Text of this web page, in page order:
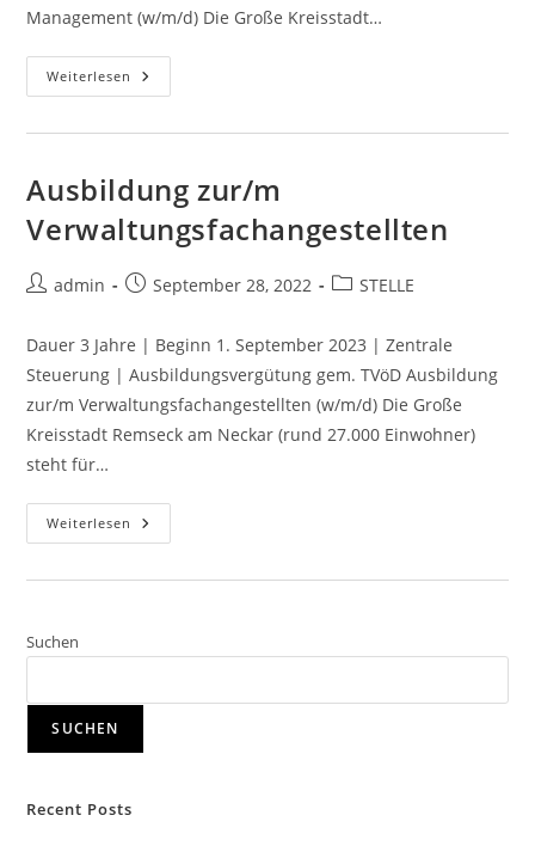
Management (w/m/d) Die Große Kreisstadt…
Weiterlesen
Ausbildung zur/m
Verwaltungsfachangestellten
admin September 28, 2022 STELLE
Dauer 3 Jahre | Beginn 1. September 2023 | Zentrale
Steuerung | Ausbildungsvergütung gem. TVöD Ausbildung
zur/m Verwaltungsfachangestellten (w/m/d) Die Große
Kreisstadt Remseck am Neckar (rund 27.000 Einwohner)
steht für…
Weiterlesen
Suchen
SUCHEN
Recent Posts